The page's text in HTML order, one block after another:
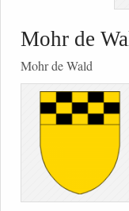
Mohr de
Mohr de Wald